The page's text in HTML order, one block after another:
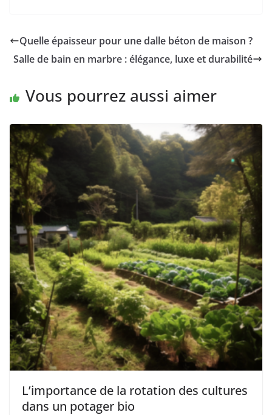
Quelle épaisseur pour une dalle béton de maison ?
Salle de bain en marbre : élégance, luxe et durabilité
Vous pourrez aussi aimer
L’importance de la rotation des cultures
dans un potager bio